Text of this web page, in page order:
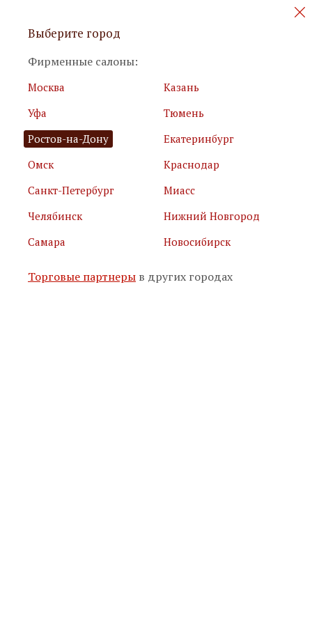
Персональные акции и новинки
Я принимаю
условия использования сайта
Я соглашаюсь сполитикой обработки персональных
Подписаться
Выберите город
Фирменные салоны:
Москва
Казань
Уфа
Тюмень
Ростов-на-Дону
Екатеринбург
Омск
Краснодар
Санкт-Петербург
Миасс
Челябинск
Нижний Новгород
Самара
Новосибирск
Торговые партнеры в других городах